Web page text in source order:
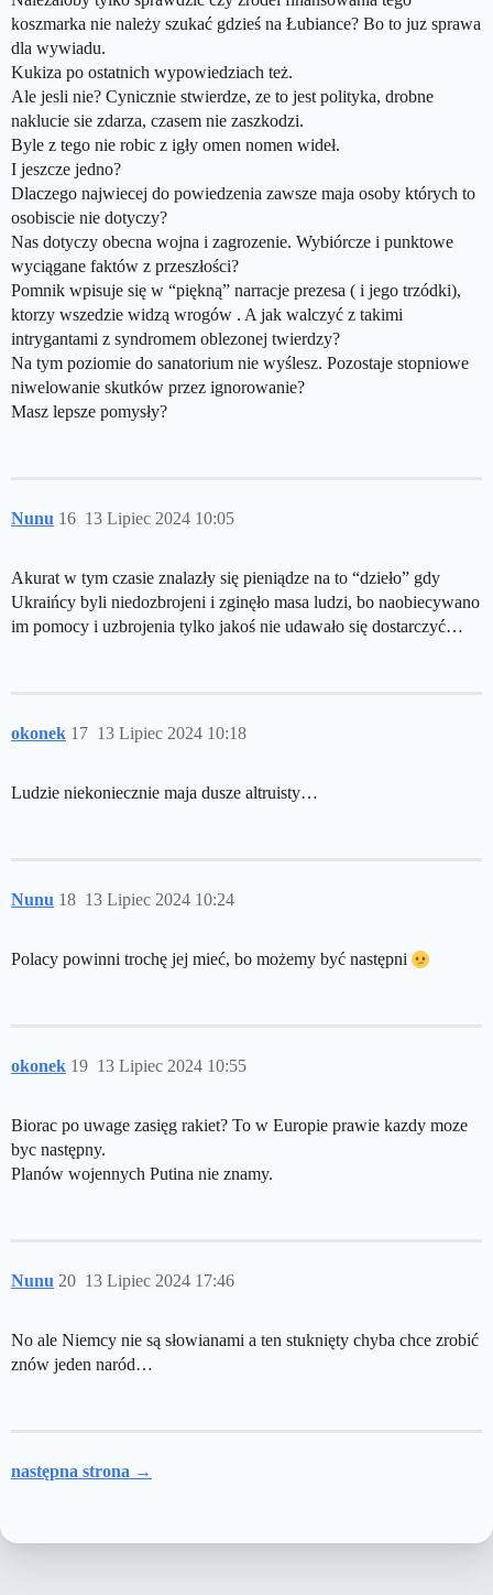
koszmarka nie należy szukać gdzieś na Łubiance? Bo to juz sprawa
dla wywiadu.
Kukiza po ostatnich wypowiedziach też.
Ale jesli nie? Cynicznie stwierdze, ze to jest polityka, drobne
naklucie sie zdarza, czasem nie zaszkodzi.
Byle z tego nie robic z igły omen nomen wideł.
I jeszcze jedno?
Dlaczego najwiecej do powiedzenia zawsze maja osoby których to
osobiscie nie dotyczy?
Nas dotyczy obecna wojna i zagrozenie. Wybiórcze i punktowe
wyciągane faktów z przeszłości?
Pomnik wpisuje się w “piękną” narracje prezesa ( i jego trzódki),
ktorzy wszedzie widzą wrogów . A jak walczyć z takimi
intrygantami z syndromem oblezonej twierdzy?
Na tym poziomie do sanatorium nie wyślesz. Pozostaje stopniowe
niwelowanie skutków przez ignorowanie?
Masz lepsze pomysły?
Nunu 13 Lipiec 2024 10:05
16
Akurat w tym czasie znalazły się pieniądze na to “dzieło” gdy
Ukraińcy byli niedozbrojeni i zginęło masa ludzi, bo naobiecywano
im pomocy i uzbrojenia tylko jakoś nie udawało się dostarczyć…
okonek 13 Lipiec 2024 10:18
17
Ludzie niekoniecznie maja dusze altruisty…
Nunu 13 Lipiec 2024 10:24
18
Polacy powinni trochę jej mieć, bo możemy być następni
okonek 13 Lipiec 2024 10:55
19
Biorac po uwage zasięg rakiet? To w Europie prawie kazdy moze
byc następny.
Planów wojennych Putina nie znamy.
Nunu 13 Lipiec 2024 17:46
20
No ale Niemcy nie są słowianami a ten stuknięty chyba chce zrobić
znów jeden naród…
następna strona →